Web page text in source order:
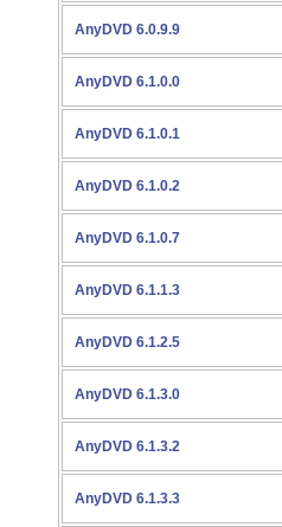
AnyDVD 6.0.9.9
AnyDVD 6.1.0.0
AnyDVD 6.1.0.1
AnyDVD 6.1.0.2
AnyDVD 6.1.0.7
AnyDVD 6.1.1.3
AnyDVD 6.1.2.5
AnyDVD 6.1.3.0
AnyDVD 6.1.3.2
AnyDVD 6.1.3.3